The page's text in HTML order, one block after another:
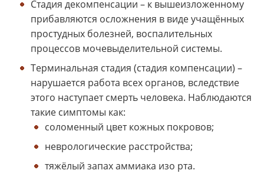
Стадия декомпенсации – к вышеизложенному
прибавляются осложнения в виде учащённых
простудных болезней, воспалительных
процессов мочевыделительной системы.
Терминальная стадия (стадия компенсации) –
нарушается работа всех органов, вследствие
этого наступает смерть человека. Наблюдаются
такие симптомы как:
соломенный цвет кожных покровов;
неврологические расстройства;
тяжёлый запах аммиака изо рта.